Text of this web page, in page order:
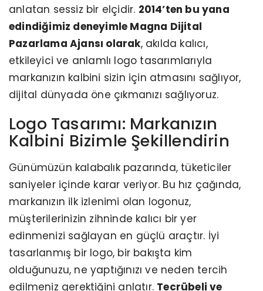
anlatan sessiz bir elçidir. 2014’ten bu yana
edindiğimiz deneyimle Magna Dijital
Pazarlama Ajansı olarak, akılda kalıcı,
etkileyici ve anlamlı logo tasarımlarıyla
markanızın kalbini sizin için atmasını sağlıyor,
dijital dünyada öne çıkmanızı sağlıyoruz.
Logo Tasarımı: Markanızın
Kalbini Bizimle Şekillendirin
Günümüzün kalabalık pazarında, tüketiciler
saniyeler içinde karar veriyor. Bu hız çağında,
markanızın ilk izlenimi olan logonuz,
müşterilerinizin zihninde kalıcı bir yer
edinmenizi sağlayan en güçlü araçtır. İyi
tasarlanmış bir logo, bir bakışta kim
olduğunuzu, ne yaptığınızı ve neden tercih
edilmeniz gerektiğini anlatır. Tecrübeli ve